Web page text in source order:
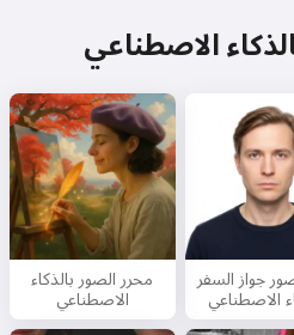
الاصطناعي
جواز السفر
الاصطناعي
محرر الصور بالذكاء
الاصطناعي